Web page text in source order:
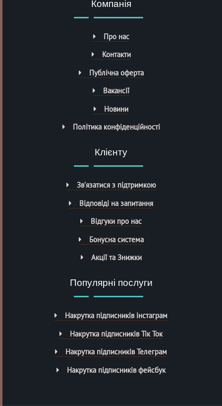
Компанія
Про нас
Контакти
Публічна оферта
Вакансії
Новини
Політика конфіденційності
Клієнту
Зв’язатися з підтримкою
Відповіді на запитання
Відгуки про нас
Бонусна система
Акції та Знижки
Популярні послуги
Накрутка підписників інстаграм
Накрутка підписників Тік Ток
Накрутка підписників Телеграм
Накрутка підписників фейсбук